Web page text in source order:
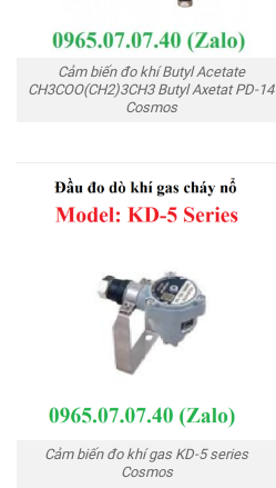
Cảm biến đo khí Butyl Acetate
CH3COO(CH2)3CH3 Butyl Axetat PD-14
Cosmos
Cảm biến đo khí gas KD-5 series
Cosmos